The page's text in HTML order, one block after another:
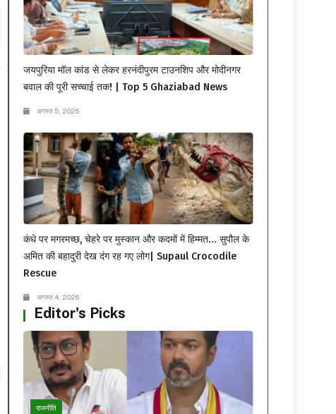
जयपुरिया मॉल कांड से लेकर हरनंदीपुरम टाउनशिप और मोदीनगर
बवाल की पूरी सच्चाई तक! | Top 5 Ghaziabad News
अगस्त 5, 2026
कंधे पर मगरमच्छ, चेहरे पर मुस्कान और कदमों में हिम्मत… सुपौल के
अमित की बहादुरी देख दंग रह गए लोग| Supaul Crocodile
Rescue
अगस्त 4, 2026
Editor's Picks
राजनीति